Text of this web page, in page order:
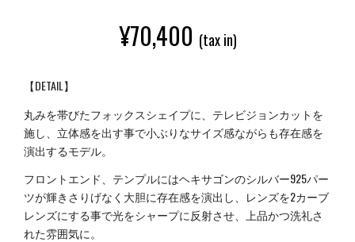
¥70,400 (tax in)
【DETAIL】
丸みを帯びたフォックスシェイプに、テレビジョンカットを
施し、立体感を出す事で小ぶりなサイズ感ながらも存在感を
演出するモデル。
フロントエンド、テンプルにはヘキサゴンのシルバー925パー
ツが輝きさりげなく大胆に存在感を演出し、レンズを2カーブ
レンズにする事で光をシャープに反射させ、上品かつ洗礼さ
れた雰囲気に。